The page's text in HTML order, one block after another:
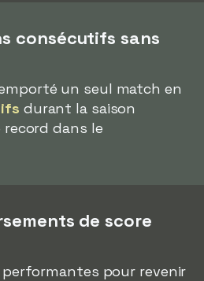
consécutifs sans
un seul match en
durant la saison
dans le
de score
pour revenir